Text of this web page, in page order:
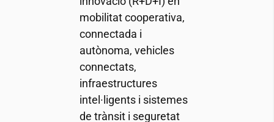
mobilitat cooperativa,
connectada i
autònoma, vehicles
connectats,
infraestructures
intel·ligents i sistemes
de trànsit i seguretat